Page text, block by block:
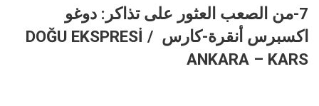
7-من الصعب العثور على تذاكر: دوغو
اكسبرس أنقرة-كارس DOĞU EKSPRESİ /
ANKARA – KARS